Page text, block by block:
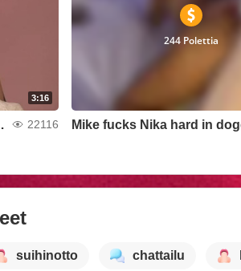
3:16
love 22116
244 Polettia
suihinotto chattailu